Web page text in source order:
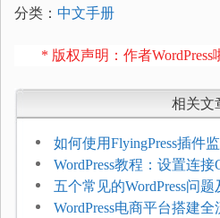
分类： 中文手册
* 版权声明：作者WordPress
相关文
如何使用FlyingPress插件
网页指标（CWV）
WordPress教程：设置连
化
五个常见的WordPress问
WordPress电商平台搭建